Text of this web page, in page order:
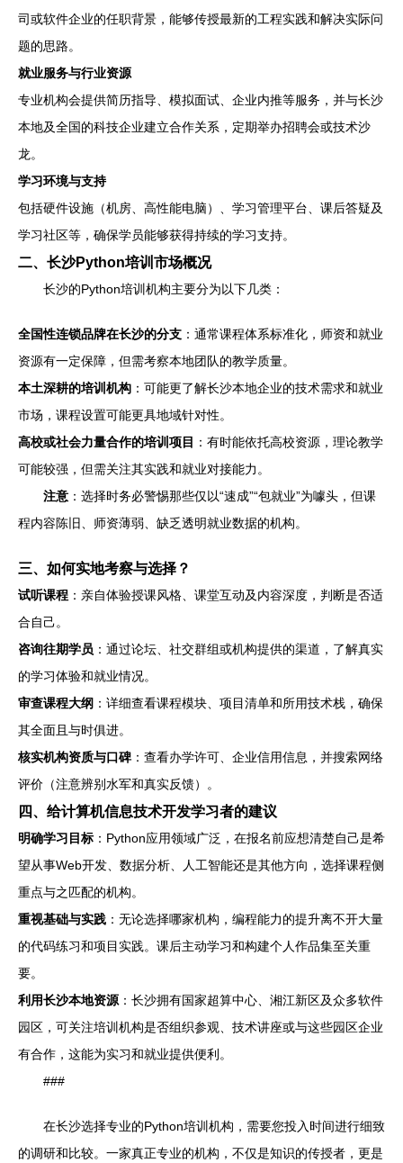
司或软件企业的任职背景，能够传授最新的工程实践和解决实际问
题的思路。
就业服务与行业资源
专业机构会提供简历指导、模拟面试、企业内推等服务，并与长沙
本地及全国的科技企业建立合作关系，定期举办招聘会或技术沙
龙。
学习环境与支持
包括硬件设施（机房、高性能电脑）、学习管理平台、课后答疑及
学习社区等，确保学员能够获得持续的学习支持。
二、长沙Python培训市场概况
长沙的Python培训机构主要分为以下几类：
全国性连锁品牌在长沙的分支 ：通常课程体系标准化，师资和就业
资源有一定保障，但需考察本地团队的教学质量。
本土深耕的培训机构 ：可能更了解长沙本地企业的技术需求和就业
市场，课程设置可能更具地域针对性。
高校或社会力量合作的培训项目 ：有时能依托高校资源，理论教学
可能较强，但需关注其实践和就业对接能力。
注意 ：选择时务必警惕那些仅以“速成”“包就业”为噱头，但课
程内容陈旧、师资薄弱、缺乏透明就业数据的机构。
三、如何实地考察与选择？
试听课程 ：亲自体验授课风格、课堂互动及内容深度，判断是否适
合自己。
咨询往期学员 ：通过论坛、社交群组或机构提供的渠道，了解真实
的学习体验和就业情况。
审查课程大纲 ：详细查看课程模块、项目清单和所用技术栈，确保
其全面且与时俱进。
核实机构资质与口碑 ：查看办学许可、企业信用信息，并搜索网络
评价（注意辨别水军和真实反馈）。
四、给计算机信息技术开发学习者的建议
明确学习目标 ：Python应用领域广泛，在报名前应想清楚自己是希
望从事Web开发、数据分析、人工智能还是其他方向，选择课程侧
重点与之匹配的机构。
重视基础与实践 ：无论选择哪家机构，编程能力的提升离不开大量
的代码练习和项目实践。课后主动学习和构建个人作品集至关重
要。
利用长沙本地资源 ：长沙拥有国家超算中心、湘江新区及众多软件
园区，可关注培训机构是否组织参观、技术讲座或与这些园区企业
有合作，这能为实习和就业提供便利。
###
在长沙选择专业的Python培训机构，需要您投入时间进行细致
的调研和比较。一家真正专业的机构，不仅是知识的传授者，更是